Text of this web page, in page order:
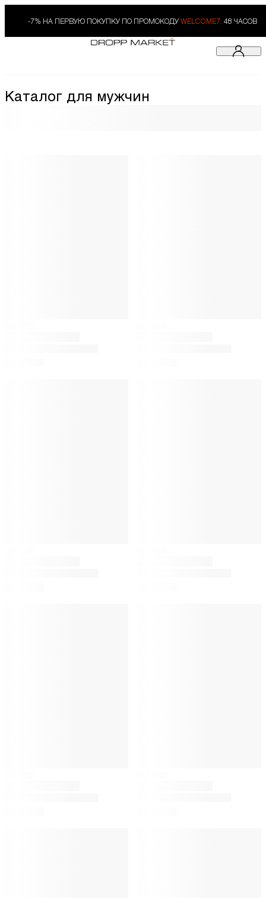
-7% НА ПЕРВУЮ ПОКУПКУ ПО ПРОМОКОДУ WELCOME7. 48 ЧАСОВ
Каталог для мужчин